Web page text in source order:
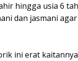
hingga usia 6
dan jasmani
ini erat